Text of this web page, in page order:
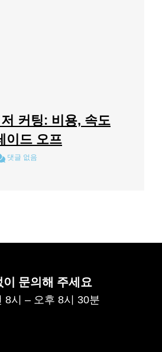
커팅: 비용, 속도
이드 오프
댓글 없음
문의해 주세요
8시 – 오후 8시 30분